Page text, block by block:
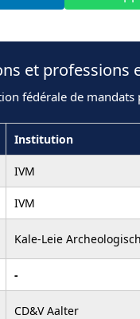
et professions
fédérale de
Institution
IVM
IVM
Kale-Leie
-
CD&V Aalter